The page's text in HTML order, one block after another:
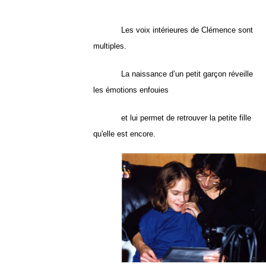
Les voix intérieures de Clémence sont
multiples.
La naissance d’un petit garçon réveille
les émotions enfouies
et lui permet de retrouver la petite fille
qu'elle est encore.